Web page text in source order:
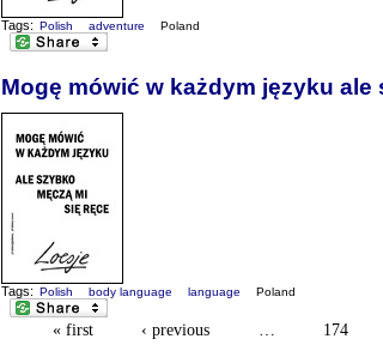
Tags: Polish adventure Poland
Mogę mówić w każdym języku ale
Tags: Polish body language language Poland
« first ‹ previous … 174